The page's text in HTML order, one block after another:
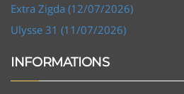
Extra Zigda (12/07/2026)
Ulysse 31 (11/07/2026)
INFORMATIONS